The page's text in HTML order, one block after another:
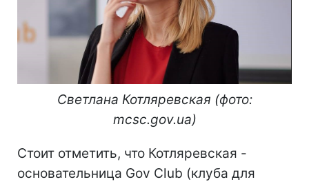
Светлана Котляревская (фото:
mcsc.gov.ua)
Стоит отметить, что Котляревская -
основательница Gov Club (клуба для